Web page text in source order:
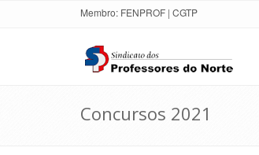
Membro: FENPROF | CGTP
Concursos 2021